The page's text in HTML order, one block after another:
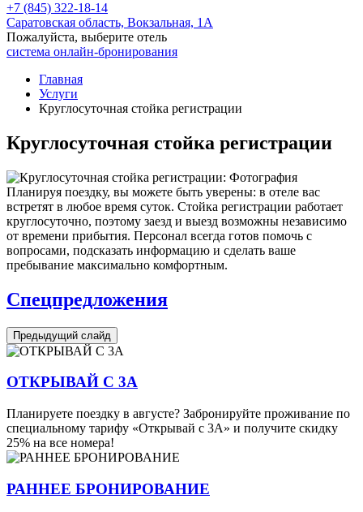
+7 (845) 322-18-14
Саратовская область, Вокзальная, 1А
Пожалуйста, выберите отель
система онлайн-бронирования
Главная
Услуги
Круглосуточная стойка регистрации
Круглосуточная стойка регистрации
Планируя поездку, вы можете быть уверены: в отеле вас
встретят в любое время суток. Стойка регистрации работает
круглосуточно, поэтому заезд и выезд возможны независимо
от времени прибытия. Персонал всегда готов помочь с
вопросами, подсказать информацию и сделать ваше
пребывание максимально комфортным.
Спецпредложения
Предыдущий слайд
ОТКРЫВАЙ С 3А
Планируете поездку в августе? Забронируйте проживание по
специальному тарифу «Открывай с 3А» и получите скидку
25% на все номера!
РАННЕЕ БРОНИРОВАНИЕ